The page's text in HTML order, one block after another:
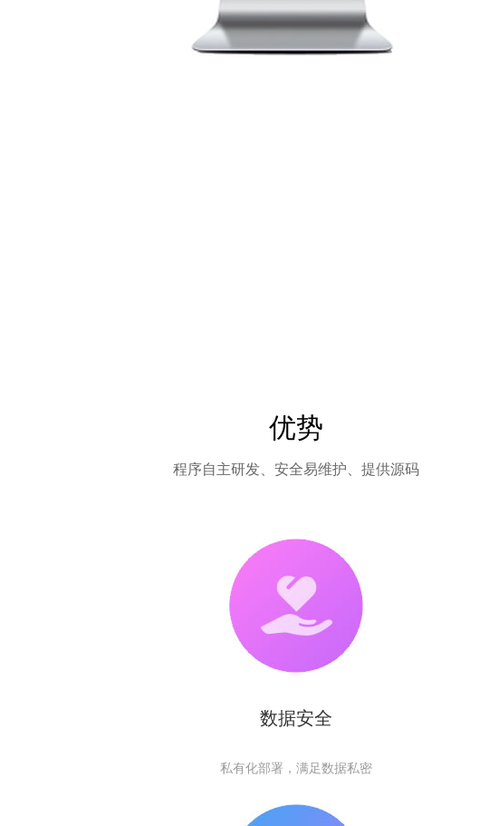
优势
程序自主研发、安全易维护、提供源码
数据安全
私有化部署，满足数据私密